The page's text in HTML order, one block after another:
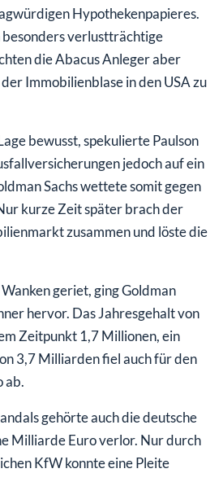
Hypothekenpapieres.
besonders verlustträchtige
die Abacus Anleger aber
Immobilienblase in den USA zu
bewusst, spekulierte Paulson
jedoch auf ein
Sachs wettete somit gegen
kurze Zeit später brach der
zusammen und löste die
geriet, ging Goldman
hervor. Das Jahresgehalt von
Zeitpunkt 1,7 Millionen, ein
3,7 Milliarden fiel auch für den
ab.
gehörte auch die deutsche
Milliarde Euro verlor. Nur durch
KfW konnte eine Pleite